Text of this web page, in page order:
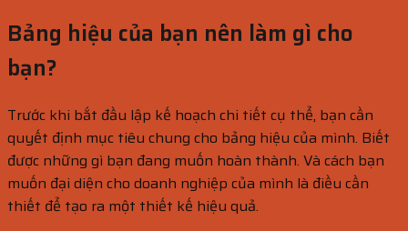
Bảng hiệu của bạn nên làm gì cho
bạn?
Trước khi bắt đầu lập kế hoạch chi tiết cụ thể, bạn cần
quyết định mục tiêu chung cho bảng hiệu của mình. Biết
được những gì bạn đang muốn hoàn thành. Và cách bạn
muốn đại diện cho doanh nghiệp của mình là điều cần
thiết để tạo ra một thiết kế hiệu quả.